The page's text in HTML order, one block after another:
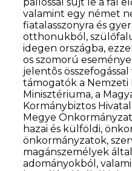
valamint egy német
fiatalasszonyra és
otthonukból,
idegen országba,
os szomorú
jelentõs
támogatók a Nemzeti
Minisztériuma, a
Kormánybiztos
Megye
hazai és külföldi,
önkormányzatok,
magánszemélyek
adományokból,